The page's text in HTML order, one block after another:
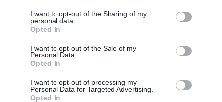
I want to opt-out of the Sharing of my
personal data.
Opted In
I want to opt-out of the Sale of my
Personal Data.
Opted In
I want to opt-out of processing my
Personal Data for Targeted Advertising.
Opted In
*No recopilamos información sin su consentimiento explícito.
Enviar solicitud